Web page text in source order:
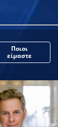
Ποιοι
είμαστε